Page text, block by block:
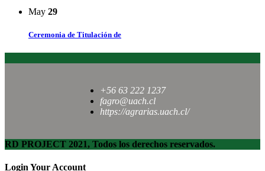
May 29
Ceremonia de Titulación de
+56 63 222 1237
fagro@uach.cl
https://agrarias.uach.cl/
RD PROJECT 2021, Todos los derechos reservados.
Login Your Account